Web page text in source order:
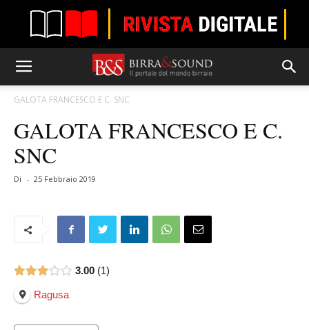
GALOTA FRANCESCO E C. SNC
GALOTA FRANCESCO E C.
SNC
Di - 25 Febbraio 2019
3.00 1
Ragusa